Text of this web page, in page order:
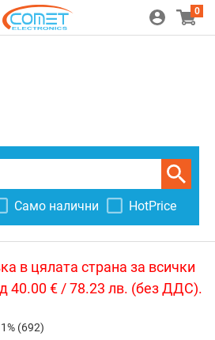
0
Само налични HotPrice
в цялата страна за всички
40.00 € / 78.23 лв. (без ДДС).
(692)